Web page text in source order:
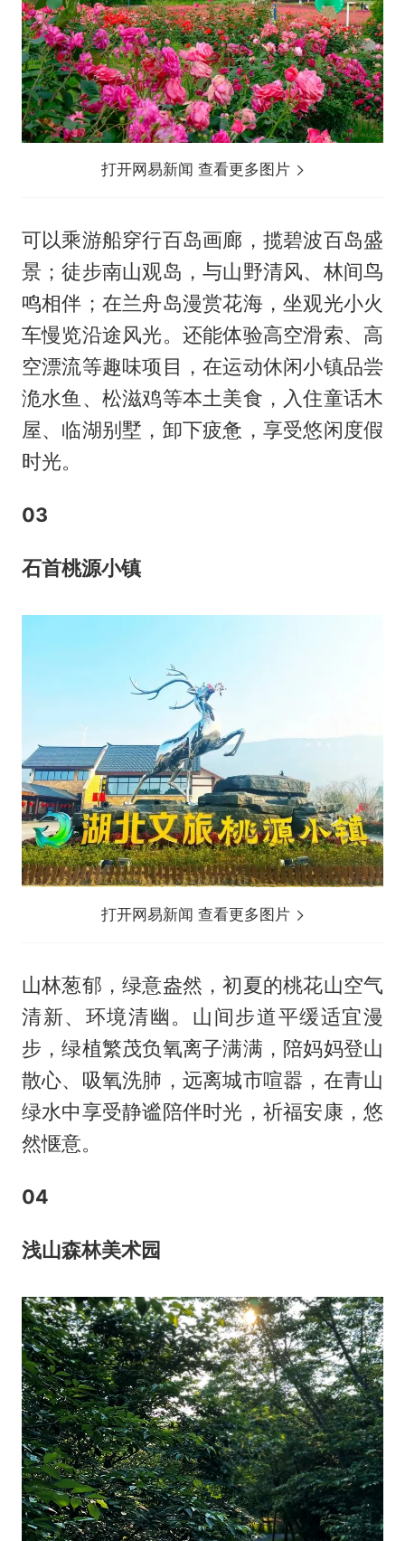
打开网易新闻 查看更多图片
可以乘游船穿行百岛画廊，揽碧波百岛盛
景；徒步南山观岛，与山野清风、林间鸟
鸣相伴；在兰舟岛漫赏花海，坐观光小火
车慢览沿途风光。还能体验高空滑索、高
空漂流等趣味项目，在运动休闲小镇品尝
洈水鱼、松滋鸡等本土美食，入住童话木
屋、临湖别墅，卸下疲惫，享受悠闲度假
时光。
03
石首桃源小镇
打开网易新闻 查看更多图片
山林葱郁，绿意盎然，初夏的桃花山空气
清新、环境清幽。山间步道平缓适宜漫
步，绿植繁茂负氧离子满满，陪妈妈登山
散心、吸氧洗肺，远离城市喧嚣，在青山
绿水中享受静谧陪伴时光，祈福安康，悠
然惬意。
04
浅山森林美术园